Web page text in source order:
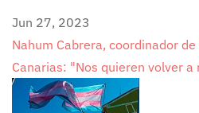
Jun 27, 2023
Nahum Cabrera, coordinador
Canarias: "Nos quieren volver